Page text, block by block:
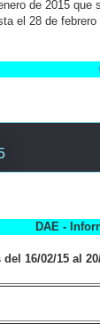
de 2015
el 28 de febrero
DAE -
16/02/15 al